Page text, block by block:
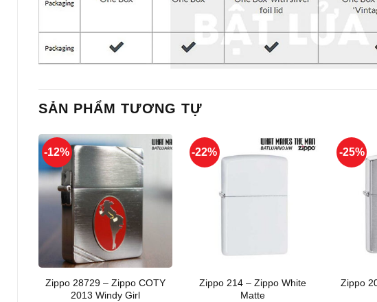
SẢN PHẨM TƯƠNG TỰ
-12%
Zippo 28729 – Zippo COTY
2013 Windy Girl
-22%
Zippo 214 – Zippo White
Matte
-25%
Zippo